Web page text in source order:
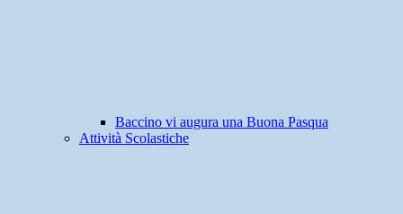
Baccino vi augura una Buona Pasqua
Attività Scolastiche